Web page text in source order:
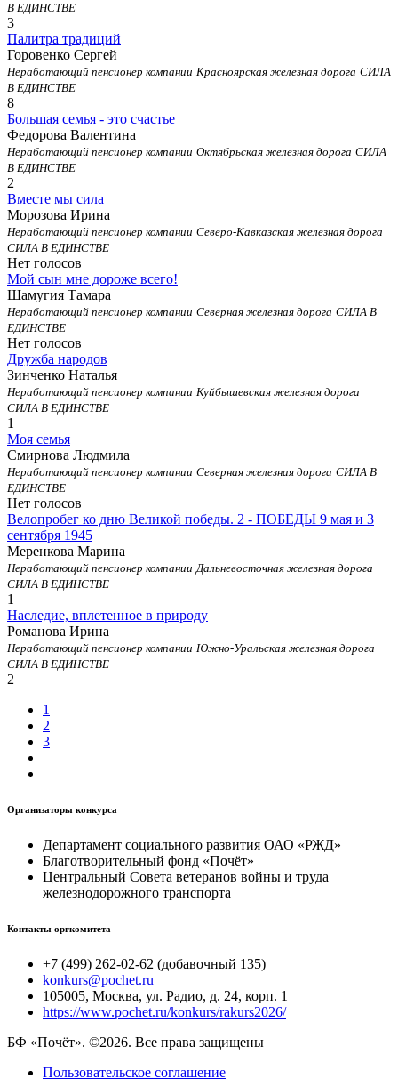
В ЕДИНСТВЕ
3
Палитра традиций
Горовенко Сергей
Неработающий пенсионер компании Красноярская железная дорога СИЛА
В ЕДИНСТВЕ
8
Большая семья - это счастье
Федорова Валентина
Неработающий пенсионер компании Октябрьская железная дорога СИЛА
В ЕДИНСТВЕ
2
Вместе мы сила
Морозова Ирина
Неработающий пенсионер компании Северо-Кавказская железная дорога
СИЛА В ЕДИНСТВЕ
Нет голосов
Мой сын мне дороже всего!
Шамугия Тамара
Неработающий пенсионер компании Северная железная дорога СИЛА В
ЕДИНСТВЕ
Нет голосов
Дружба народов
Зинченко Наталья
Неработающий пенсионер компании Куйбышевская железная дорога
СИЛА В ЕДИНСТВЕ
1
Моя семья
Смирнова Людмила
Неработающий пенсионер компании Северная железная дорога СИЛА В
ЕДИНСТВЕ
Нет голосов
Велопробег ко дню Великой победы. 2 - ПОБЕДЫ 9 мая и 3
сентября 1945
Меренкова Марина
Неработающий пенсионер компании Дальневосточная железная дорога
СИЛА В ЕДИНСТВЕ
1
Наследие, вплетенное в природу
Романова Ирина
Неработающий пенсионер компании Южно-Уральская железная дорога
СИЛА В ЕДИНСТВЕ
2
1
2
3
Организаторы конкурса
Департамент социального развития ОАО «РЖД»
Благотворительный фонд «Почёт»
Центральный Совета ветеранов войны и труда
железнодорожного транспорта
Контакты оргкомитета
+7 (499) 262-02-62 (добавочный 135)
konkurs@pochet.ru
105005, Москва, ул. Радио, д. 24, корп. 1
https://www.pochet.ru/konkurs/rakurs2026/
БФ «Почёт». ©2026. Все права защищены
Пользовательское соглашение